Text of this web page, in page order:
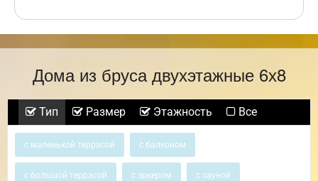
Дома из бруса двухэтажные 6х8
Тип Размер Этажность Все
с маленькой террасой с балконом
с большой террасой с эркером с сауной